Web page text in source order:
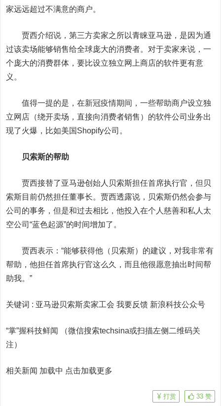
家远远超过不满意的商户。
贾西介绍说，第三方卖家之所以青睐亚马逊，是因为通
过该卖场能够销售给全球庞大的消费者。对于卖家来说，一
个庞大的消费群体，要比设立独立网上商店的软件更有意
义。
值得一提的是，在新冠疫情期间，一些帮助商户设立独
立网店（绕开卖场，直接向消费者销售）的软件公司业务出
现了火爆，比如美国Shopify公司。
贝索斯的帮助
贾西接替了亚马逊创始人贝索斯担任首席执行官，但贝
索斯目前仍然担任董事长。贾西透露说，贝索斯仍然会参与
公司的事务，但是和过去相比，他投入在个人慈善和私人太
空公司“蓝色起源”的时间增加了。
贾西表示：“能够获得他（贝索斯）的建议，对我非常有
帮助，他担任首席执行官这么久，而且他很愿意抽出时间帮
助我。”
关键词 : 亚马逊贝索斯卖家工会 我要反馈 新浪科技公众号
“掌”握科技鲜闻 （微信搜索techsina或扫描左侧二维码关
注）
相关新闻 加载中 点击加载更多
33 赞
打赏